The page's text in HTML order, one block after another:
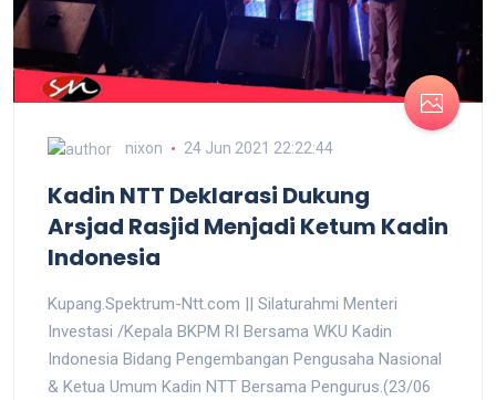
nixon 24 Jun 2021 22:22:44
Kadin NTT Deklarasi Dukung
Arsjad Rasjid Menjadi Ketum Kadin
Indonesia
Kupang.Spektrum-Ntt.com || Silaturahmi Menteri
Investasi /Kepala BKPM RI Bersama WKU Kadin
Indonesia Bidang Pengembangan Pengusaha Nasional
& Ketua Umum Kadin NTT Bersama Pengurus.(23/06